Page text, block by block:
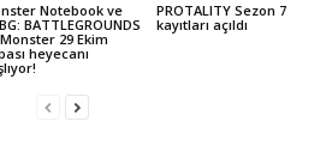
Notebook ve
BATTLEGROUNDS
29 Ekim
heyecanı
PROTALITY Sezon 7
kayıtları açıldı